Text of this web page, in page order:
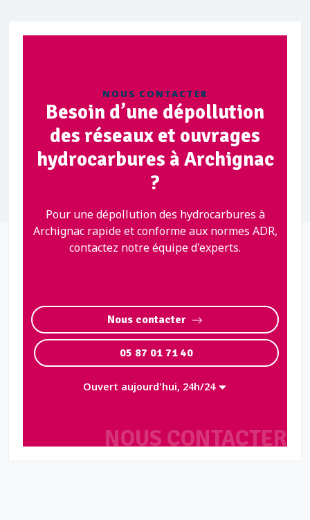
NOUS CONTACTER
NOUS CONTACTER
Besoin d’une dépollution
des réseaux et ouvrages
hydrocarbures à Archignac
?
Pour une dépollution des hydrocarbures à
Archignac rapide et conforme aux normes ADR,
contactez notre équipe d'experts.
Nous contacter
05 87 01 71 40
Ouvert aujourd'hui, 24h/24